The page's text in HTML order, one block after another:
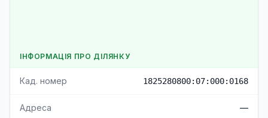
ІНФОРМАЦІЯ ПРО ДІЛЯНКУ
Кад. номер 1825280800:07:000:0168
Адреса —